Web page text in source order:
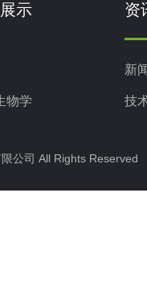
示
物学
资
新
技
公司 All Rights